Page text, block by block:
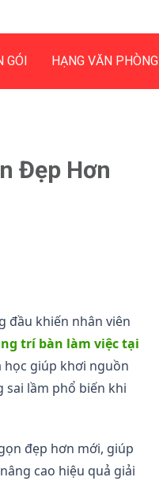
GÓI HẠNG VĂN PHÒNG
Đẹp Hơn
đầu khiến nhân viên
trí bàn làm việc tại
học giúp khơi nguồn
sai lầm phổ biến khi
đẹp hơn mới, giúp
cao hiệu quả giải